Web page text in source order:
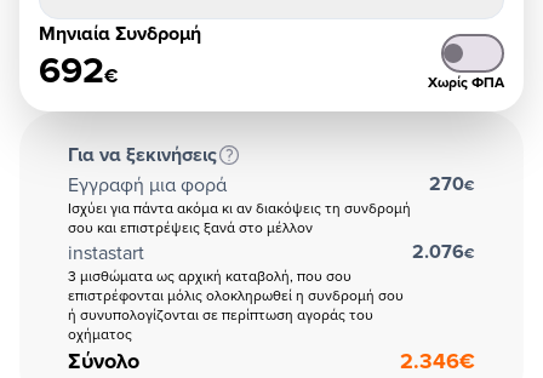
Μηνιαία Συνδρομή
692€ Χωρίς ΦΠΑ
Για να ξεκινήσεις
Εγγραφή μια φορά
Ισχύει για πάντα ακόμα κι αν διακόψεις τη συνδρομή
σου και επιστρέψεις ξανά στο μέλλον
270€
instastart
3 μισθώματα ως αρχική καταβολή, που σου
επιστρέφονται μόλις ολοκληρωθεί η συνδρομή σου
ή συνυπολογίζονται σε περίπτωση αγοράς του
οχήματος
2.076€
Σύνολο 2.346€